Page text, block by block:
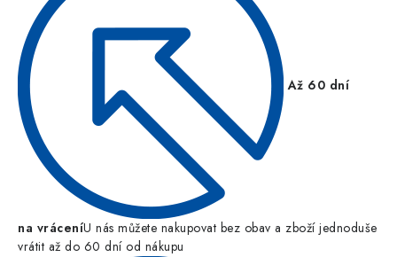
Až 60 dní
na vráceníU nás můžete nakupovat bez obav a zboží jednoduše
vrátit až do 60 dní od nákupu